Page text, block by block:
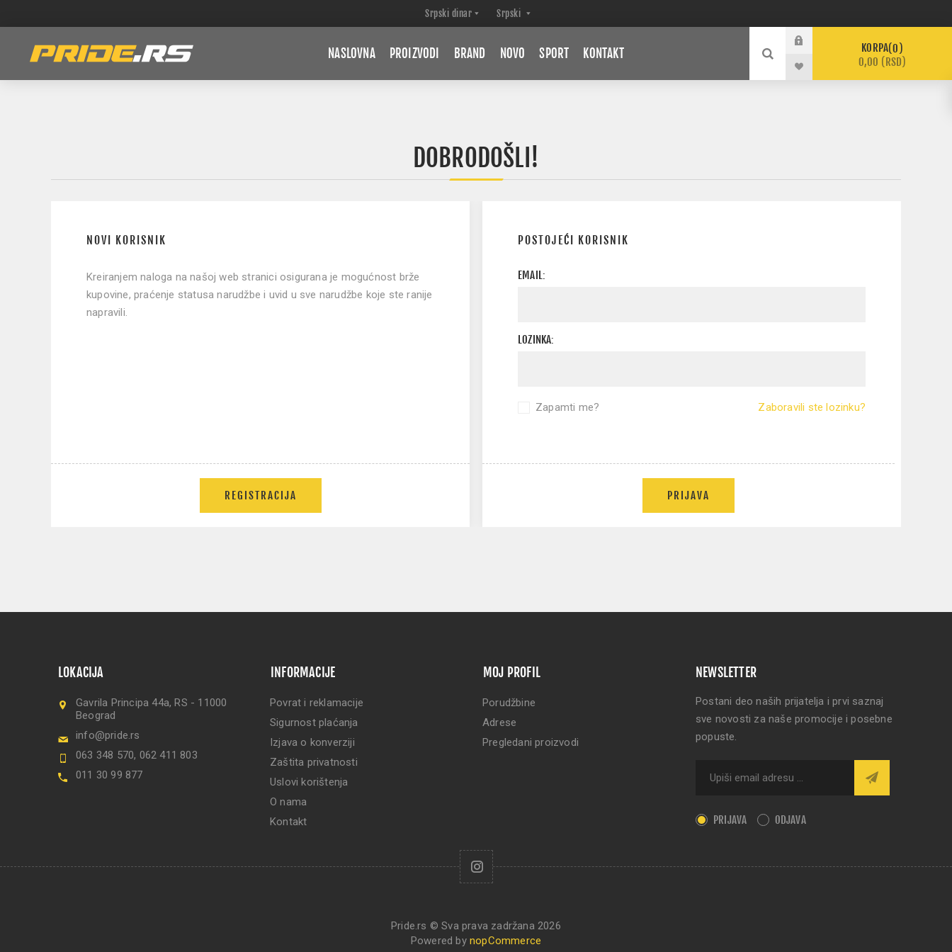
NASLOVNA PROIZVODI BRAND NOVO SPORT KONTAKT KORPA 0
0,00 (RSD)
DOBRODOŠLI!
NOVI KORISNIK
Kreiranjem naloga na našoj web stranici osigurana je mogućnost brže
kupovine, praćenje statusa narudžbe i uvid u sve narudžbe koje ste ranije
napravili.
POSTOJEĆI KORISNIK
EMAIL:
LOZINKA:
Zapamti me? Zaboravili ste lozinku?
LOKACIJA
Gavrila Principa 44a, RS - 11000
Beograd
info@pride.rs
063 348 570, 062 411 803
011 30 99 877
INFORMACIJE
Povrat i reklamacije
Sigurnost plaćanja
Izjava o konverziji
Zaštita privatnosti
Uslovi korištenja
O nama
Kontakt
MOJ PROFIL
Porudžbine
Adrese
Pregledani proizvodi
NEWSLETTER
Postani deo naših prijatelja i prvi saznaj
sve novosti za naše promocije i posebne
popuste.
PRIJAVA ODJAVA
Pride.rs © Sva prava zadržana 2026
Powered by nopCommerce